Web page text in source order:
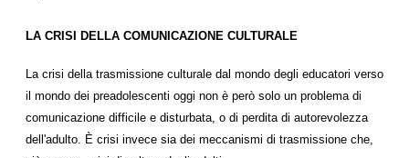
LA CRISI DELLA COMUNICAZIONE CULTURALE
La crisi della trasmissione culturale dal mondo degli educatori verso
il mondo dei preadolescenti oggi non è però solo un problema di
comunicazione difficile e disturbata, o di perdita di autorevolezza
dell'adulto. È crisi invece sia dei meccanismi di trasmissione che,